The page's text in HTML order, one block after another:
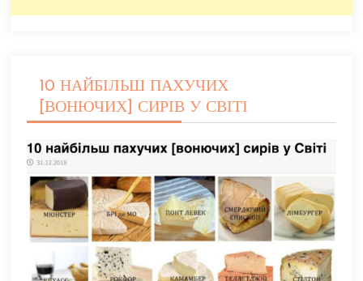
10 НАЙБІЛЬШ ПАХУЧИХ
[ВОНЮЧИХ] СИРІВ У СВІТІ